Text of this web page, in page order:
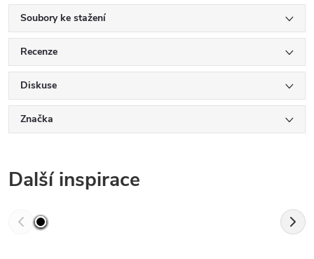
Soubory ke stažení
Recenze
Diskuse
Značka
Další inspirace